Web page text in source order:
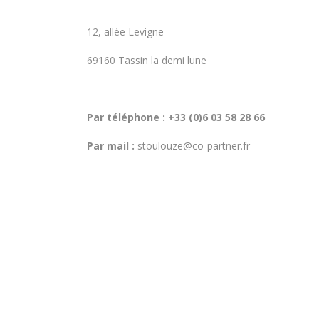
12, allée Levigne
69160 Tassin la demi lune
Par téléphone : +33 (0)6 03 58 28 66
Par mail : stoulouze@co-partner.fr